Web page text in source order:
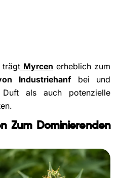
trägt Myrcen erheblich zum
Industriehanf bei und
als auch potenzielle
Zum Dominierenden